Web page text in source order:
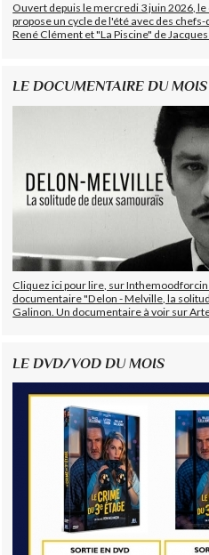
Ouvert depuis le mercredi 3 juin 2026,
propose un cycle de l'été avec des
René Clément et "La Piscine" de
LE DOCUMENTAIRE DU MOIS
Cliquez ici pour lire, sur
documentaire "Delon - Melville, la
Galinon. Un documentaire à voir sur
LE DVD/VOD DU MOIS